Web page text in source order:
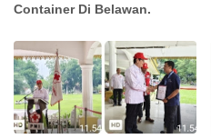
Container Di Belawan.